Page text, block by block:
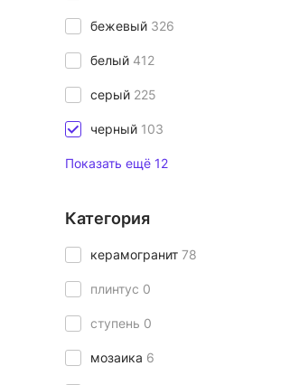
бежевый 326
белый 412
серый 225
черный 103
Показать ещё 12
Категория
керамогранит 78
плинтус 0
ступень 0
мозаика 6